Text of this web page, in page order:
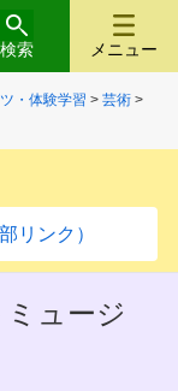
メニュー
検索
・体験学習 >芸術 >
リンク）
ュージ